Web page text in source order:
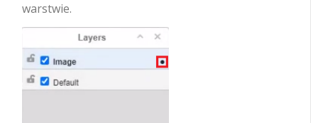
warstwie.